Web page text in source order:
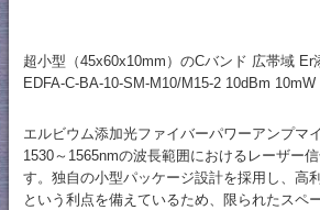
超小型（45x60x10mm）のCバンド 広帯域 Er
EDFA-C-BA-10-SM-M10/M15-2 10dBm 10mW
エルビウム添加光ファイバーパワーアンプマ
1530～1565nmの波長範囲におけるレーザー
す。独自の小型パッケージ設計を採用し、高
という利点を備えているため、限られたスペ